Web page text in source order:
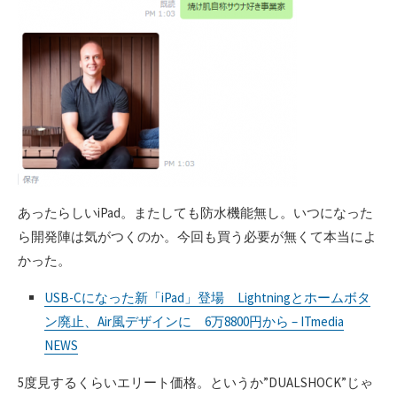
あったらしいiPad。またしても防水機能無し。いつになった
ら開発陣は気がつくのか。今回も買う必要が無くて本当によ
かった。
USB-Cになった新「iPad」登場 Lightningとホームボタ
ン廃止、Air風デザインに 6万8800円から – ITmedia
NEWS
5度見するくらいエリート価格。というか”DUALSHOCK”じゃ